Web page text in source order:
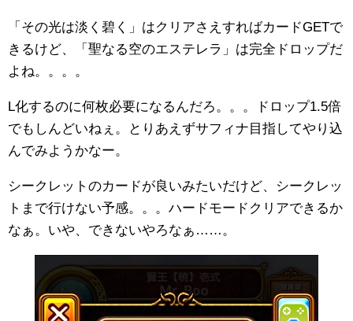
「その光は淡く碧く」はクリアさえすればカードGETで
きるけど、「聖なる空のエステレラ」は完全ドロップだ
よね。。。。
L化するのに何枚必要になるんだろ。。。ドロップ1.5倍
でもしんどいねぇ。とりあえずサフィナ目指してやり込
んでみようかなー。
シークレットのカードが良いみたいだけど、シークレッ
トまで行けない予感。。。ハードモードクリアできるか
なぁ。いや、できないやろなぁ……。